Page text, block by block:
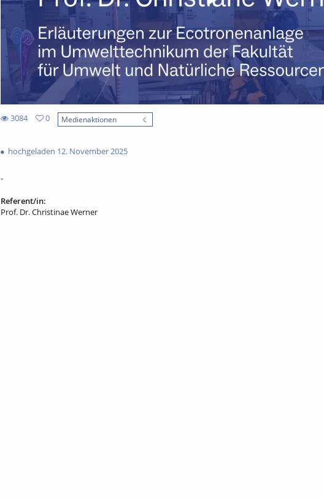
3084
views
0
Medienaktionen
hochgeladen 12. November 2025
-
Referent/in:
Prof. Dr. Christinae Werner